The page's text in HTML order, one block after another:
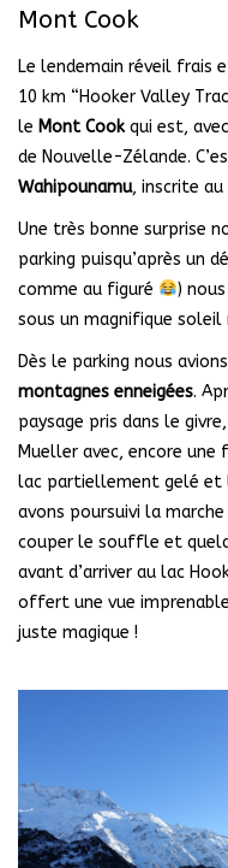
Mont Cook
Le lendemain réveil frais
10 km “Hooker Valley
le Mont Cook qui est,
de Nouvelle-Zélande.
Wahipounamu, inscrite au
Une très bonne surprise
parking puisqu’après un
comme au figuré
)
sous un magnifique soleil
Dès le parking nous
montagnes enneigées.
paysage pris dans le
Mueller avec, encore
lac partiellement gelé et
avons poursuivi la
couper le souffle et
avant d’arriver au lac
offert une vue
juste magique !